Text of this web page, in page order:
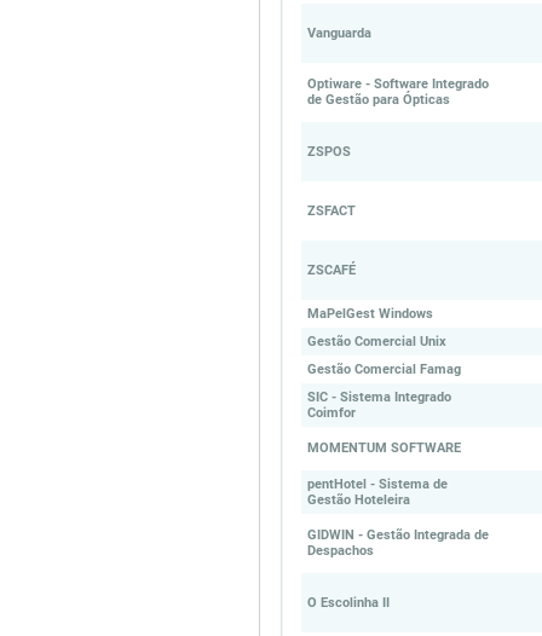
Vanguarda
Optiware - Software Integrado
de Gestão para Ópticas
ZSPOS
ZSFACT
ZSCAFÉ
MaPelGest Windows
Gestão Comercial Unix
Gestão Comercial Famag
SIC - Sistema Integrado
Coimfor
MOMENTUM SOFTWARE
pentHotel - Sistema de
Gestão Hoteleira
GIDWIN - Gestão Integrada de
Despachos
O Escolinha II